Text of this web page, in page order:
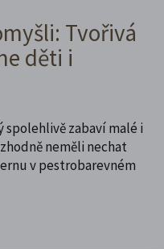
Tvořivá
děti i
zabaví malé i
neměli nechat
v pestrobarevném